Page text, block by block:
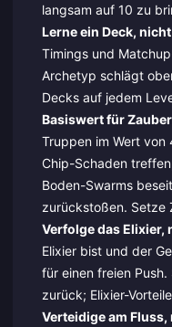
langsam auf 10 zu
Lerne ein Deck,
Timings und
Archetyp schlägt
Decks auf jedem
Basiswert für
Truppen im Wert von
Chip-Schaden
Boden-Swarms
zurückstoßen. Setze
Verfolge das Elixier,
Elixier bist und der
für einen freien
zurück; Elixier-
Verteidige am Fluss,